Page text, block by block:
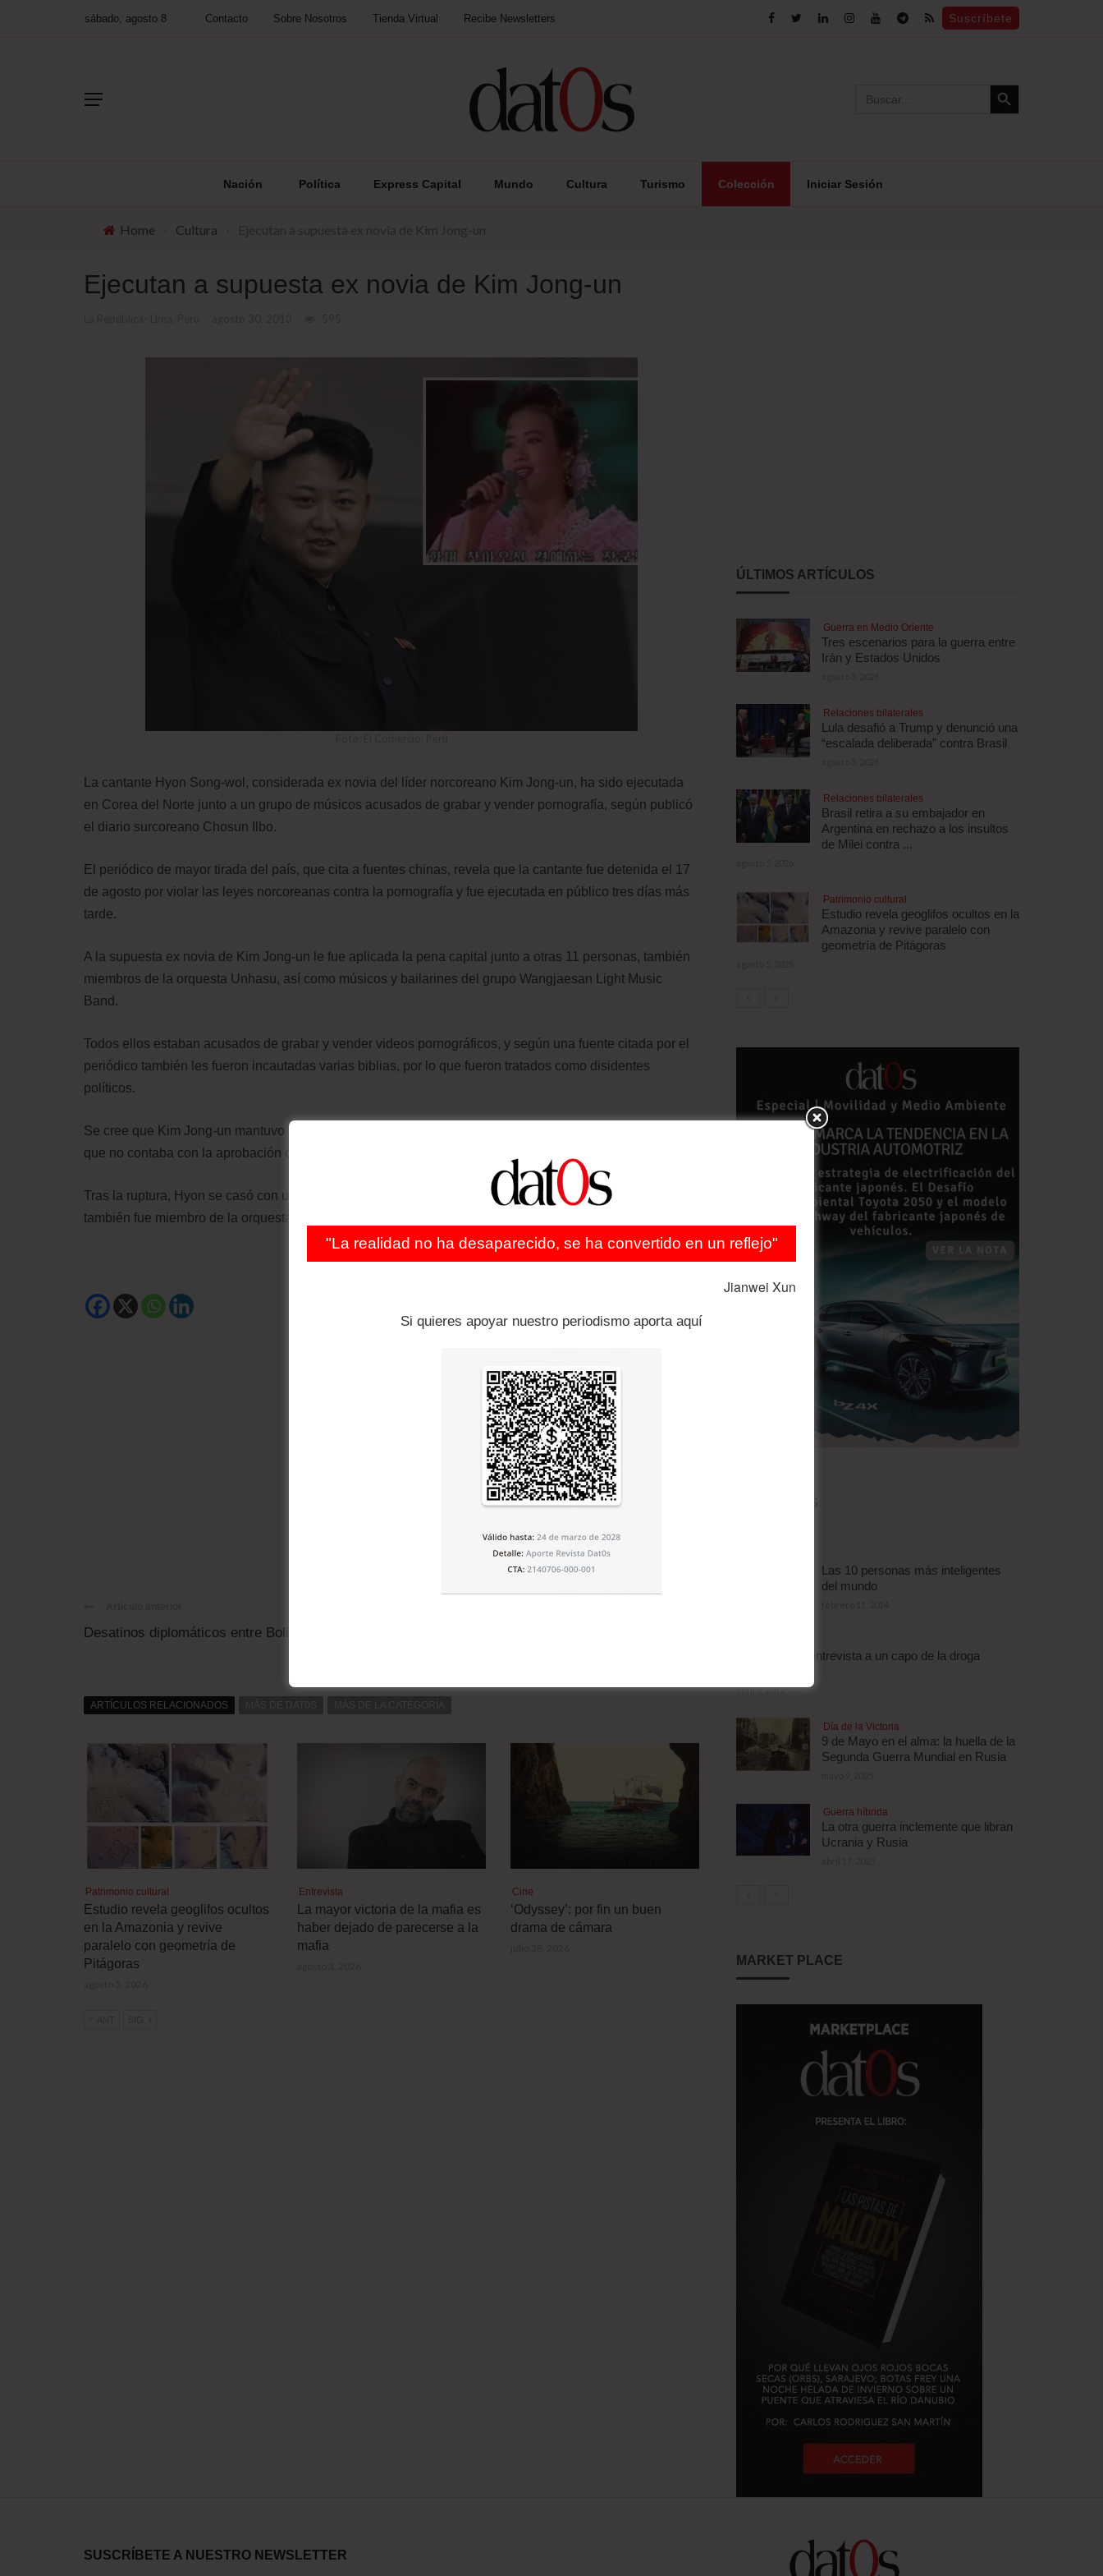
sábado, agosto 8 Contacto Sobre Nosotros Tienda Virtual Recibe Newsletters Suscríbete
for:
Search Button
Nación Política Express Capital Mundo Cultura Turismo Colección Iniciar Sesión
Home Cultura
Ejecutan a supuesta ex novia de Kim Jong-un
La cantante Hyon Song-wol, considerada ex novia del líder norcoreano Kim Jong-un, ha sido ejecutada
en Corea del Norte junto a un grupo de músicos acusados de grabar y vender pornografía, según publicó
el diario surcoreano Chosun Ilbo.
El periódico de mayor tirada del país, que cita a fuentes chinas, revela que la cantante fue detenida el 17
de agosto por violar las leyes norcoreanas contra la pornografía y fue ejecutada en público tres días más
tarde.
A la supuesta ex novia de Kim Jong-un le fue aplicada la pena capital junto a otras 11 personas, también
miembros de la orquesta Unhasu, así como músicos y bailarines del grupo Wangjaesan Light Music
Band.
Todos ellos estaban acusados de grabar y vender videos pornográficos, y según una fuente citada por el
periódico también les fueron incautadas varias biblias, por lo que fueron tratados como disidentes
políticos.
Se cree que Kim Jong-un mantuvo hace 10 años una relación con la cantante, aunque esta terminó ya
que no contaba con la aprobación de King Jong-il, el padre del actual líder norcoreano.
Tras la ruptura, Hyon se casó con un soldado y Kim Jong-un lo hizo con otra cantante, Ri Sol-ju, que
también fue miembro de la orquesta Unhasu.
Desatinos diplomáticos entre Bolivia y Brasil
ARTÍCULOS RELACIONADOS
Patrimonio cultural
Estudio revela geoglifos ocultos
en la Amazonia y revive
paralelo con geometría de
Pitágoras
Entrevista
La mayor victoria de la mafia es
haber dejado de parecerse a la
mafia
Cine
‘Odyssey’: por fin un buen
drama de cámara
ÚLTIMOS ARTÍCULOS
Guerra en Medio Oriente
Tres escenarios para la guerra entre
Irán y Estados Unidos
Relaciones bilaterales
Lula desafió a Trump y denunció una
“escalada deliberada” contra Brasil
Relaciones bilaterales
Brasil retira a su embajador en
Argentina en rechazo a los insultos
de Milei contra ...
Patrimonio cultural
Estudio revela geoglifos ocultos en la
Amazonia y revive paralelo con
geometría de Pitágoras
Las 10 personas más inteligentes
del mundo
Escalofriante entrevista a un capo de la droga
abril 3, 2012
Día de la Victoria
9 de Mayo en el alma: la huella de la
Segunda Guerra Mundial en Rusia
Guerra híbrida
La otra guerra inclemente que libran
Ucrania y Rusia
MARKET PLACE
SUSCRÍBETE A NUESTRO NEWSLETTER
"La realidad no ha desaparecido, se ha convertido en un reflejo"
Jianwei Xun
Si quieres apoyar nuestro periodismo aporta aquí